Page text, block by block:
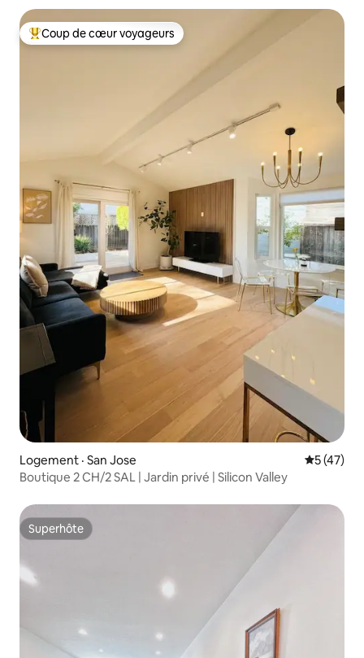
Coup de cœur voyageurs parmi les plus aimés
Coup de cœur voyageurs
Logement · San Jose Note
5 (47)
Boutique 2 CH/2 SAL | Jardin privé | Silicon Valley
Superhôte
Superhôte